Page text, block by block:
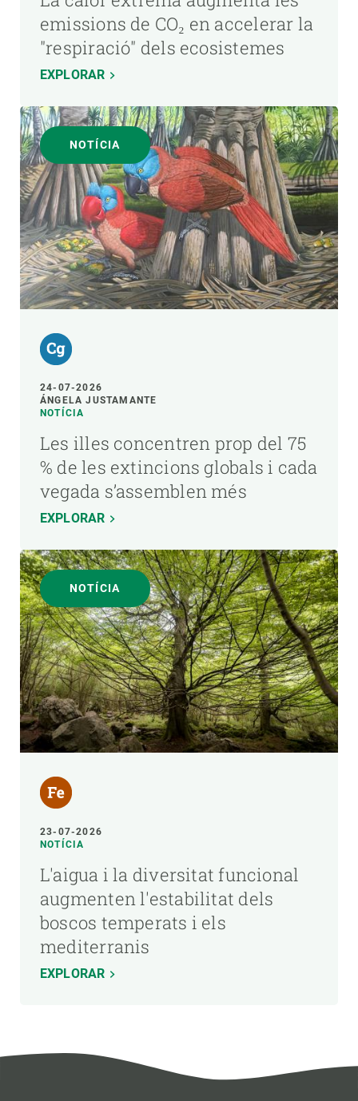
emissions de CO₂ en accelerar la
"respiració" dels ecosistemes
EXPLORAR
NOTÍCIA
24-07-2026
ÁNGELA JUSTAMANTE
NOTÍCIA
Les illes concentren prop del 75
% de les extincions globals i cada
vegada s’assemblen més
EXPLORAR
NOTÍCIA
23-07-2026
NOTÍCIA
L'aigua i la diversitat funcional
augmenten l'estabilitat dels
boscos temperats i els
mediterranis
EXPLORAR